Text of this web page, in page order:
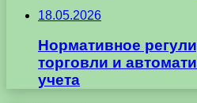
18.05.2026
Нормативное
торговли и
учета